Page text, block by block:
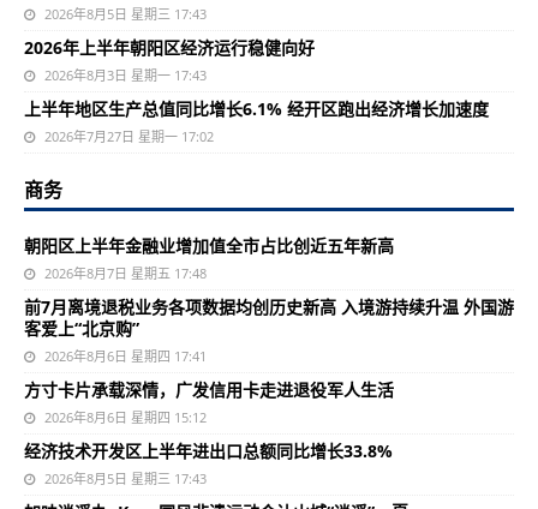
2026年8月5日 星期三 17:43
2026年上半年朝阳区经济运行稳健向好
2026年8月3日 星期一 17:43
上半年地区生产总值同比增长6.1% 经开区跑出经济增长加速度
2026年7月27日 星期一 17:02
商务
朝阳区上半年金融业增加值全市占比创近五年新高
2026年8月7日 星期五 17:48
前7月离境退税业务各项数据均创历史新高 入境游持续升温 外国游
客爱上“北京购”
2026年8月6日 星期四 17:41
方寸卡片承载深情，广发信用卡走进退役军人生活
2026年8月6日 星期四 15:12
经济技术开发区上半年进出口总额同比增长33.8%
2026年8月5日 星期三 17:43